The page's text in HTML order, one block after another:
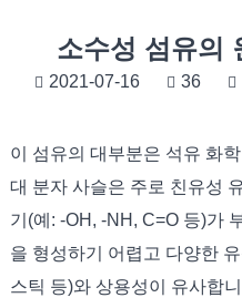
소수성 섬유의
2021-07-16 36
이 섬유의 대부분은 석유 화
대 분자 사슬은 주로 친유성
기(예: -OH, -NH, C=O 등)가
을 형성하기 어렵고 다양한
스틱 등)와 상용성이 유사합